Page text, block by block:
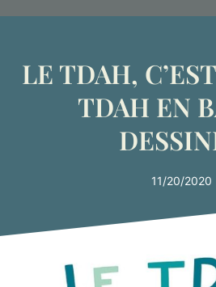
LE TDAH,
TDAH EN
11/20/2020